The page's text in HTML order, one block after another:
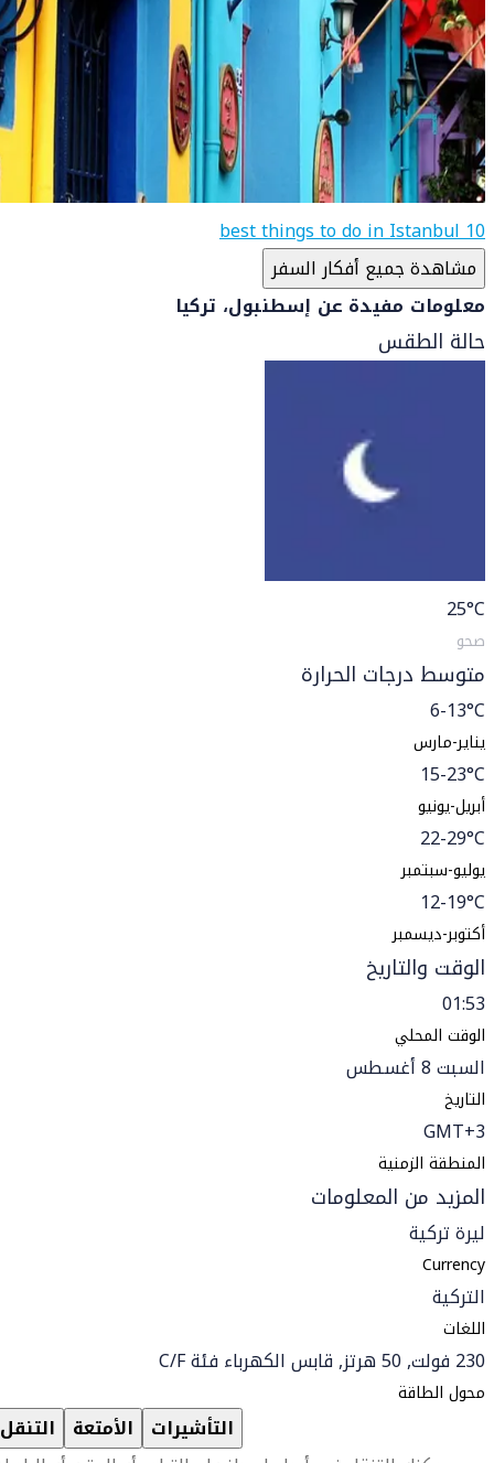
10 best things to do in Istanbul
مشاهدة جميع أفكار السفر
معلومات مفيدة عن إسطنبول، تركيا
حالة الطقس
25°C
صحو
متوسط درجات الحرارة
6-13°C
يناير-مارس
15-23°C
أبريل-يونيو
22-29°C
يوليو-سبتمبر
12-19°C
أكتوبر-ديسمبر
الوقت والتاريخ
01:53
الوقت المحلي
السبت 8 أغسطس
التاريخ
GMT+3
المنطقة الزمنية
المزيد من المعلومات
ليرة تركية
Currency
التركية
اللغات
230 فولت, 50 هرتز, قابس الكهرباء فئة C/F
محول الطاقة
التنقل الأمتعة التأشيرات